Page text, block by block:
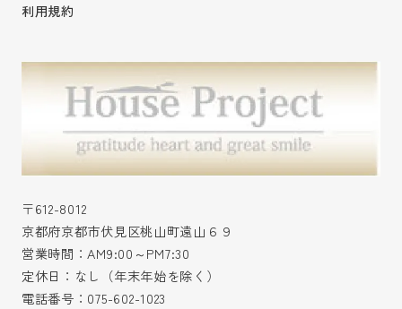
利用規約
〒612-8012
京都府京都市伏見区桃山町遠山６９
営業時間：AM9:00～PM7:30
定休日：なし（年末年始を除く）
電話番号： 075-602-1023